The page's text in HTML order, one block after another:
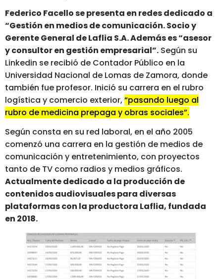
Federico Facello se presenta en redes dedicado a
“Gestión en medios de comunicación. Socio y
Gerente General de Laflia S.A. Además es “asesor
y consultor en gestión empresarial”. Según su
Linkedin se recibió de Contador Público en la
Universidad Nacional de Lomas de Zamora, donde
también fue profesor. Inició su carrera en el rubro
logística y comercio exterior, “pasando luego al
rubro de medicina prepaga y obras sociales”.
Según consta en su red laboral, en el año 2005
comenzó una carrera en la gestión de medios de
comunicación y entretenimiento, con proyectos
tanto de TV como radios y medios gráficos.
Actualmente dedicado a la producción de
contenidos audiovisuales para diversas
plataformas con la productora Laflia, fundada
en 2018.